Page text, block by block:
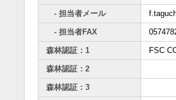
- 担当者メール
- 担当者FAX
森林認証：1 FSC
森林認証：2
森林認証：3